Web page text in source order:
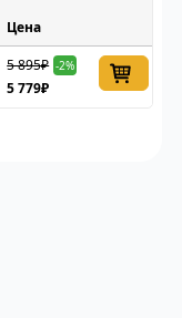
Цена
5 895₽ -2%
5 779₽